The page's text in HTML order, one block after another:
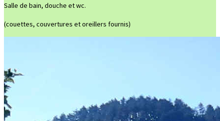
Salle de bain, douche et wc.
(couettes, couvertures et oreillers fournis)